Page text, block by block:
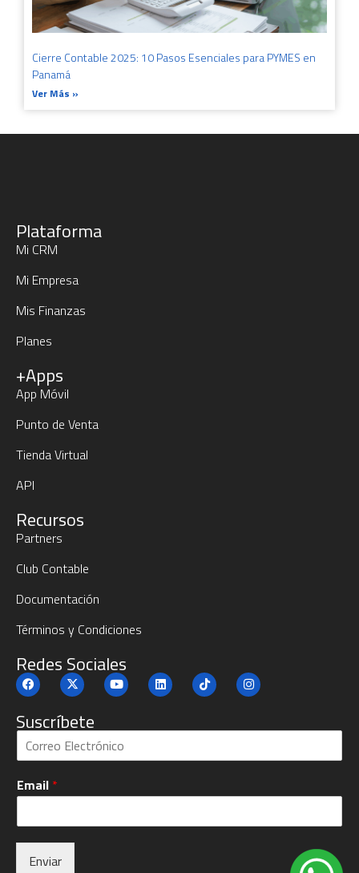
Cierre Contable 2025: 10 Pasos Esenciales para PYMES en
Panamá
Ver Más »
Plataforma
Mi CRM
Mi Empresa
Mis Finanzas
Planes
+Apps
App Móvil
Punto de Venta
Tienda Virtual
API
Recursos
Partners
Club Contable
Documentación
Términos y Condiciones
Redes Sociales
Suscríbete
S
c
r
Email *
Enviar